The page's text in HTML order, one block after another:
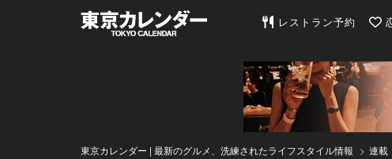
東京カレンダー | 最新
レストラン予約
東京カレンダー | 最新のグルメ、洗練されたライフスタイル情報 連載